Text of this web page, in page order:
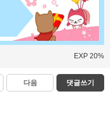
EXP 20%
다음 댓글쓰기